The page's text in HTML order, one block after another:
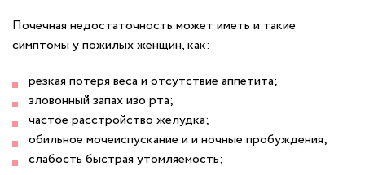
Почечная недостаточность может иметь и такие
симптомы у пожилых женщин, как:
резкая потеря веса и отсутствие аппетита;
зловонный запах изо рта;
частое расстройство желудка;
обильное мочеиспускание и и ночные пробуждения;
слабость быстрая утомляемость;